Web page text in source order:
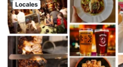
Locales